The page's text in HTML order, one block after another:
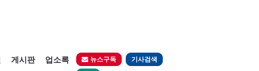
게시판 업소록 뉴스구독 기사검색